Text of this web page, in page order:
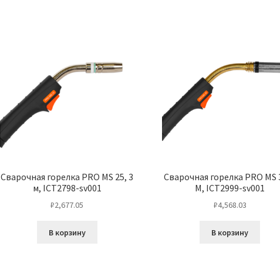
Сварочная горелка PRO MS 25, 3
м, ICT2798-sv001
₽2,677.05
В корзину
Сварочная горелка PRO MS
M, ICT2999-sv001
₽4,568.03
В корзину